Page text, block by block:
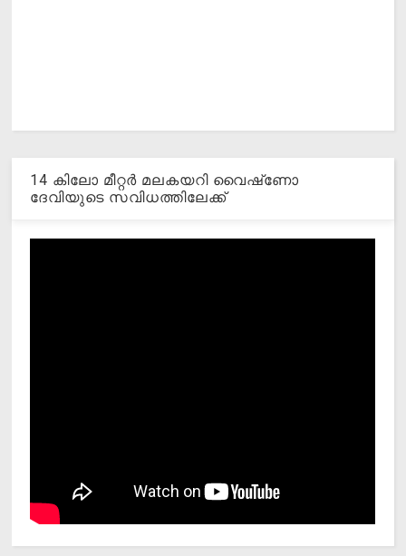
14 കിലോ മീറ്റര്‍ മലകയറി വൈഷ്‌ണോ
ദേവിയുടെ സവിധത്തിലേക്ക്